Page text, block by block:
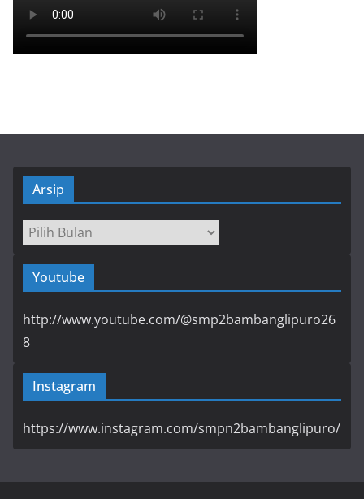
Arsip
Arsip
Youtube
http://www.youtube.com/@smp2bambanglipuro26
8
Instagram
https://www.instagram.com/smpn2bambanglipuro/